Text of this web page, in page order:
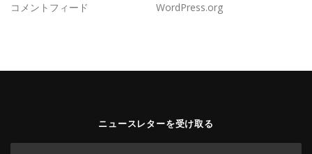
コメントフィード
WordPress.org
ニュースレターを受け取る